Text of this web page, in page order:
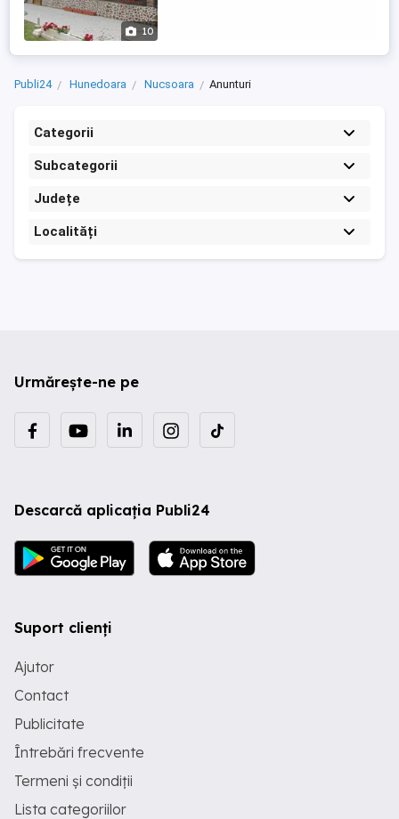
10
Publi24 Hunedoara Nucsoara Anunturi
Categorii
Subcategorii
Județe
Localități
Urmărește-ne pe
Descarcă aplicația Publi24
Suport clienți
Ajutor
Contact
Publicitate
Întrebări frecvente
Termeni și condiții
Lista categoriilor